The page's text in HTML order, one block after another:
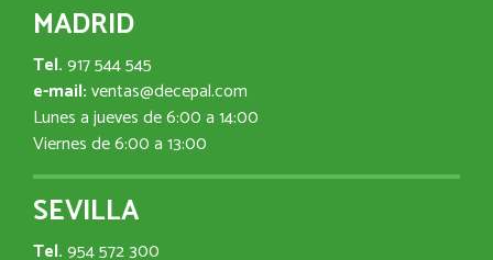
MADRID
Tel.917 544 545
e-mail:ventas@decepal.com
Lunes a jueves de 6:00 a 14:00
Viernes de 6:00 a 13:00
SEVILLA
Tel.954 572 300